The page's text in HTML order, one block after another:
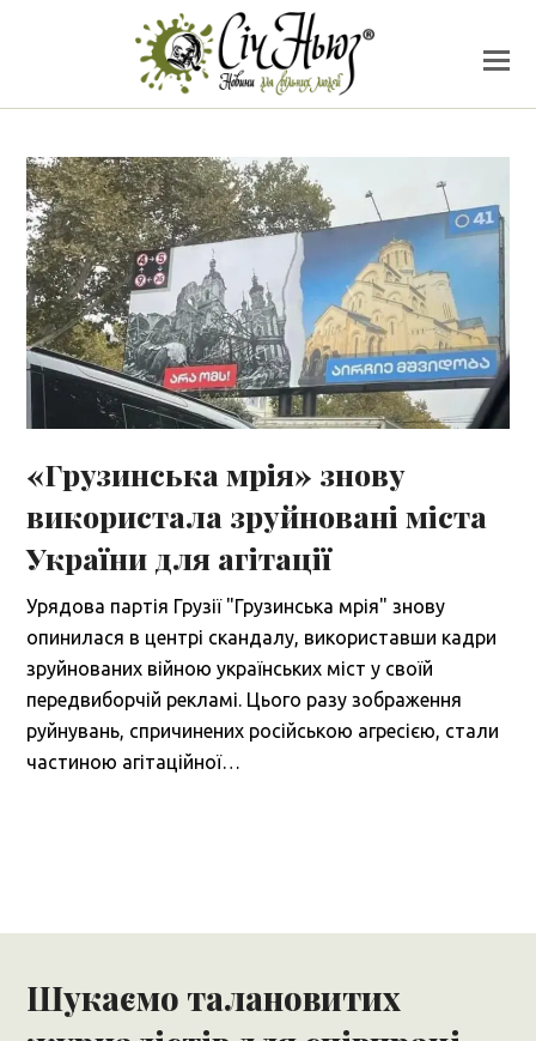
«Грузинська мрія» знову
використала зруйновані міста
України для агітації
Урядова партія Грузії "Грузинська мрія" знову
опинилася в центрі скандалу, використавши кадри
зруйнованих війною українських міст у своїй
передвиборчій рекламі. Цього разу зображення
руйнувань, спричинених російською агресією, стали
частиною агітаційної…
Шукаємо талановитих